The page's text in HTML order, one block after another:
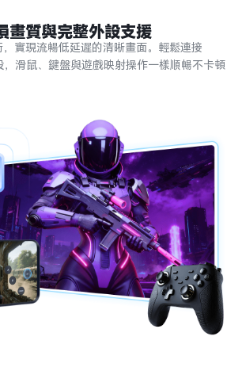
畫質與完整外設支援
實現流暢低延遲的清晰畫面。輕鬆連接
滑鼠、鍵盤與遊戲映射操作一樣順暢不卡頓